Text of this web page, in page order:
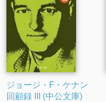
ジョージ・F・ケナン
回顧録 III (中公文庫)